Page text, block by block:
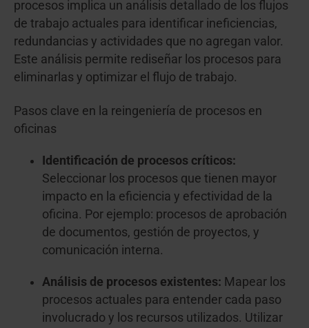
procesos implica un análisis detallado de los flujos
de trabajo actuales para identificar ineficiencias,
redundancias y actividades que no agregan valor.
Este análisis permite rediseñar los procesos para
eliminarlas y optimizar el flujo de trabajo.
Pasos clave en la reingeniería de procesos en
oficinas
Identificación de procesos críticos:
Seleccionar los procesos que tienen mayor
impacto en la eficiencia y efectividad de la
oficina. Por ejemplo: procesos de aprobación
de documentos, gestión de proyectos, y
comunicación interna.
Análisis de procesos existentes: Mapear los
procesos actuales para entender cada paso
involucrado y los recursos utilizados. Utilizar